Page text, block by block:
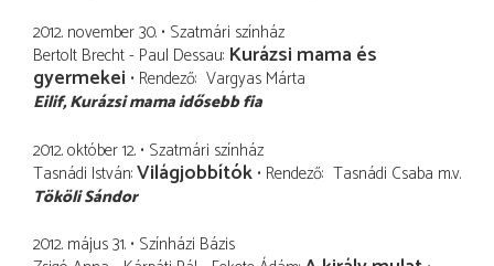
2012. november 30. Szatmári színház
Bertolt Brecht - Paul Dessau Kurázsi mama és
gyermekei Rendező Vargyas Márta
Eilif Kurázsi mama idősebb fia
2012. október 12. Szatmári színház
Tasnádi István Világjobbítók Rendező Tasnádi Csaba m.v.
Tököli Sándor
2012. május 31. Színházi Bázis